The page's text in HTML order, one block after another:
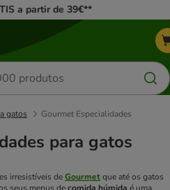
a partir de 39€**
gatos Gourmet Especialidades
para gatos
irresistíveis deGourmetque até os gatos